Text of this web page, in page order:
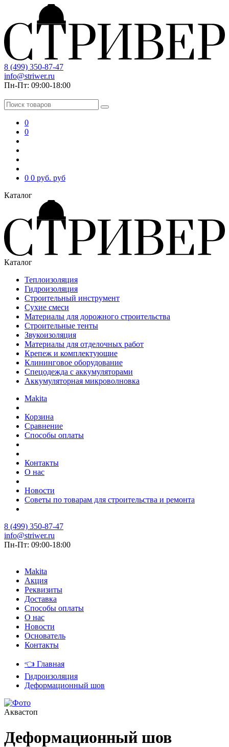
8 (499) 350-87-47
info@striwer.ru
Пн-Пт: 09:00-18:00
0
0
0 0 руб. руб
Каталог
Каталог
Теплоизоляция
Гидроизоляция
Строительный инструмент
Сухие смеси
Материалы для дорожного строительства
Строительные тенты
Звукоизоляция
Материалы для отделочных работ
Крепеж и комплектующие
Клининговое оборудование
Спецодежда с аккумуляторами
Аккумуляторная микроволновка
Makita
Корзина
Сравнение
Способы оплаты
Контакты
О нас
Новости
Советы по товарам для строительства и ремонта
8 (499) 350-87-47
info@striwer.ru
Пн-Пт: 09:00-18:00
Makita
Акция
Реквизиты
Доставка
Способы оплаты
О нас
Новости
Основатель
Контакты
👈 Главная
Гидроизоляция
Деформационный шов
Аквастоп
Деформационный шов